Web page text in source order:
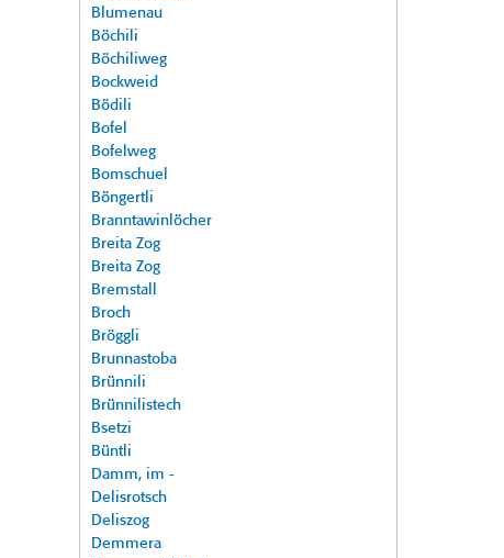
Blumenau
Böchili
Böchiliweg
Bockweid
Bödili
Bofel
Bofelweg
Bomschuel
Böngertli
Branntawinlöcher
Breita Zog
Breita Zog
Bremstall
Broch
Bröggli
Brunnastoba
Brünnili
Brünnilistech
Bsetzi
Büntli
Damm, im -
Delisrotsch
Deliszog
Demmera